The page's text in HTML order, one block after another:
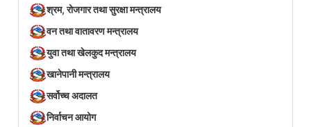
श्रम, रोजगार तथा सुरक्षा मन्त्रालय
वन तथा वातावरण मन्त्रालय
युवा तथा खेलकुद मन्त्रालय
खानेपानी मन्त्रालय
सर्वोच्च अदालत
निर्वाचन आयोग